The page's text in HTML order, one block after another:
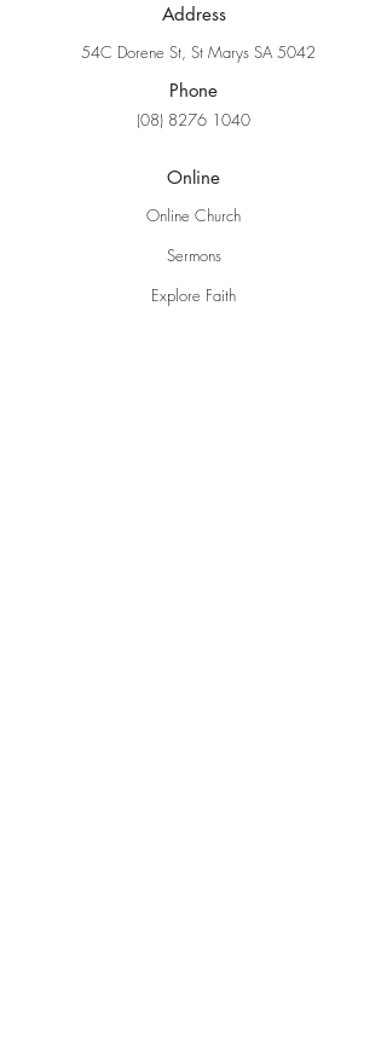
Address
54C Dorene St, St Marys SA 5042
Phone
(08) 8276 1040
Online
Online Church
Sermons
Explore Faith